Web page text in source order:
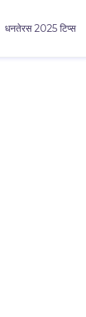
धनतेरस 2025 टिप्स